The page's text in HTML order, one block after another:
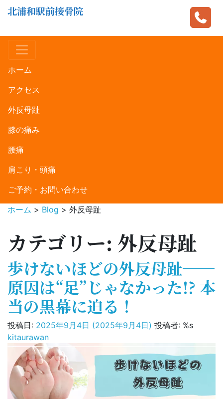
北浦和駅前接骨院
ホーム
アクセス
外反母趾
膝の痛み
腰痛
肩こり・頭痛
ご予約・お問い合わせ
ホーム > Blog > 外反母趾
カテゴリー: 外反母趾
歩けないほどの外反母趾──
原因は“足”じゃなかった!? 本
当の黒幕に迫る！
投稿日: 2025年9月4日 (2025年9月4日) 投稿者: %s
kitaurawan